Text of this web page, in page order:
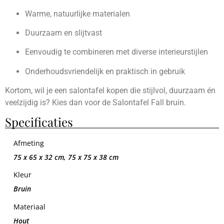
Warme, natuurlijke materialen
Duurzaam en slijtvast
Eenvoudig te combineren met diverse interieurstijlen
Onderhoudsvriendelijk en praktisch in gebruik
Kortom, wil je een salontafel kopen die stijlvol, duurzaam én
veelzijdig is? Kies dan voor de Salontafel Fall bruin.
Specificaties
Afmeting
75 x 65 x 32 cm, 75 x 75 x 38 cm
Kleur
Bruin
Materiaal
Hout